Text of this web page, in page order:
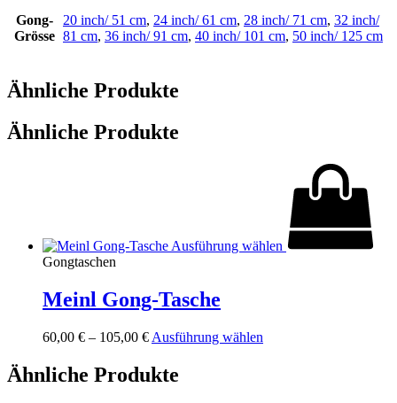
Gong-
Grösse
20 inch/ 51 cm, 24 inch/ 61 cm, 28 inch/ 71 cm, 32 inch/
81 cm, 36 inch/ 91 cm, 40 inch/ 101 cm, 50 inch/ 125 cm
Ähnliche Produkte
Ähnliche Produkte
Ausführung wählen
Gongtaschen
Meinl Gong-Tasche
60,00 € – 105,00 € Ausführung wählen
Ähnliche Produkte